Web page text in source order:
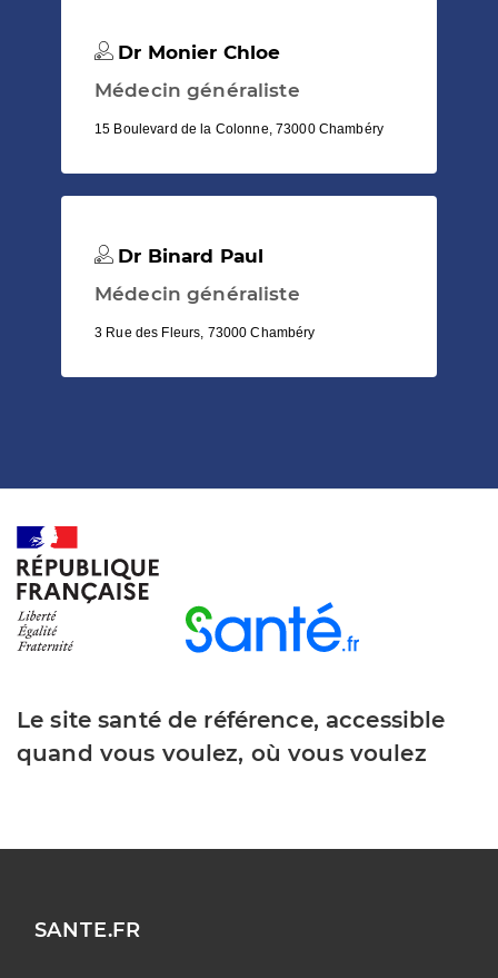
Dr Monier Chloe
Médecin généraliste
15 Boulevard de la Colonne, 73000 Chambéry
Dr Binard Paul
Médecin généraliste
3 Rue des Fleurs, 73000 Chambéry
Le site santé de référence, accessible
quand vous voulez, où vous voulez
SANTE.FR